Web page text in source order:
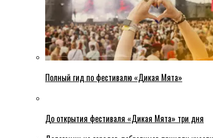
Полный гид по фестивалю «Дикая Мята»
До открытия фестиваля «Дикая Мята» три дня